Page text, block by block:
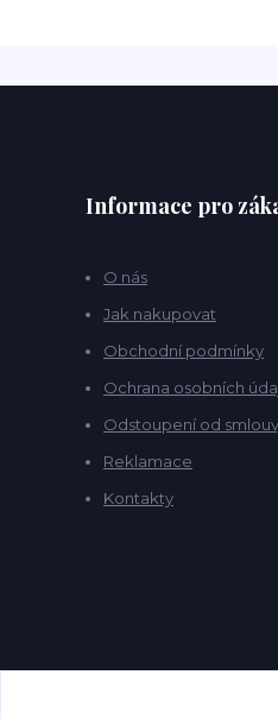
Informace pro
O nás
Jak nakupovat
Obchodní podmínky
Ochrana osobních
Odstoupení od
Reklamace
Kontakty